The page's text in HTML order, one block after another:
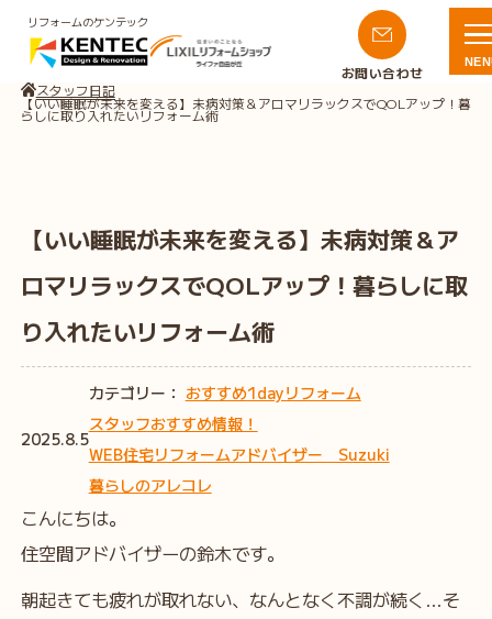
リフォームのケンテック
お問い合わせ
スタッフ日記
【いい睡眠が未来を変える】未病対策＆アロマリラックスでQOLアップ！暮
らしに取り入れたいリフォーム術
【いい睡眠が未来を変える】未病対策＆ア
ロマリラックスでQOLアップ！暮らしに取
り入れたいリフォーム術
2025.8.5
カテゴリー： おすすめ1dayリフォーム
スタッフおすすめ情報！
WEB住宅リフォームアドバイザー Suzuki
暮らしのアレコレ
こんにちは。
住空間アドバイザーの鈴木です。
朝起きても疲れが取れない、なんとなく不調が続く…そ